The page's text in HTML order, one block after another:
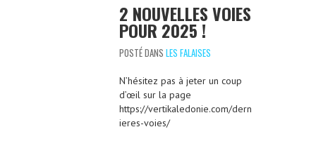
2 NOUVELLES VOIES
POUR 2025 !
POSTÉ DANS LES FALAISES
N’hésitez pas à jeter un coup
d’œil sur la page
https://vertikaledonie.com/dern
ieres-voies/